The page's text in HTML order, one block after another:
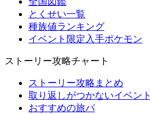
とくせい一覧
種族値ランキング
イベント限定入手ポケモン
ストーリー攻略チャート
ストーリー攻略まとめ
取り返しがつかないイベント
おすすめの旅パ